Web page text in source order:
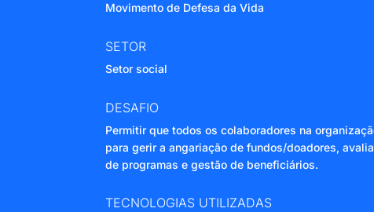
Movimento de Defesa da Vida
SETOR
Setor social
DESAFIO
Permitir que todos os colaboradores na
para gerir a angariação de fundos/doadores,
de programas e gestão de beneficiários.
TECNOLOGIAS UTILIZADAS